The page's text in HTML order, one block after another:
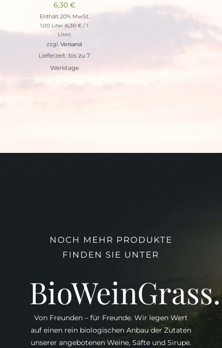
6,30 €
Enthält 20% MwSt.
1,00 Liter (6,30€ / 1
Liter)
zzgl.Versand
Lieferzeit: bis zu 7
Werktage
NOCH MEHR PRODUKTE
FINDEN SIE UNTER
Von Freunden – für Freunde. Wir legen Wert
auf einen rein biologischen Anbau der Zutaten
unserer angebotenen Weine, Säfte und Sirupe.